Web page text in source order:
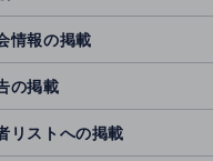
情報の掲載
の掲載
リストへの掲載